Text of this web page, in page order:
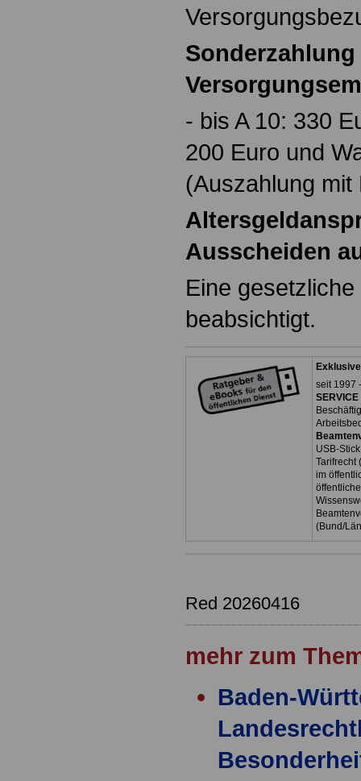
- bis A 10: 330
200 Euro und
(Auszahlung
Ausscheiden
Eine
beabsichtigt.
seit 1997
USB-
Tarifrecht
im
(Bund/
Red 20260416
mehr zum
Baden-